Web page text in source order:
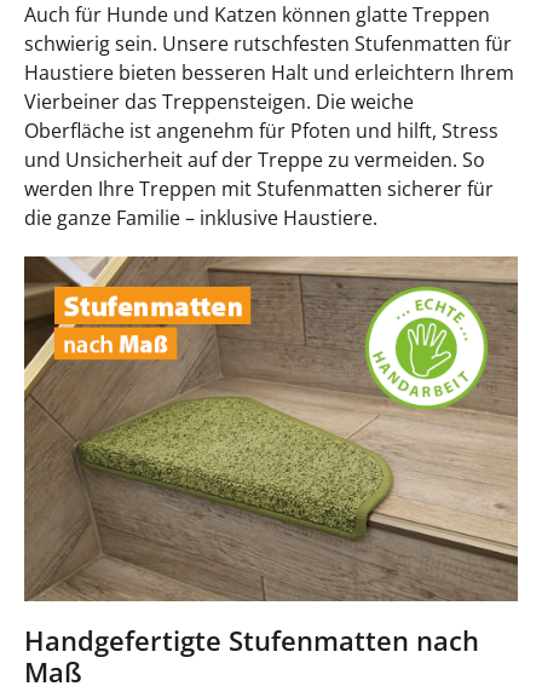
Auch für Hunde und Katzen können glatte Treppen
schwierig sein. Unsere rutschfesten Stufenmatten für
Haustiere bieten besseren Halt und erleichtern Ihrem
Vierbeiner das Treppensteigen. Die weiche
Oberfläche ist angenehm für Pfoten und hilft, Stress
und Unsicherheit auf der Treppe zu vermeiden. So
werden Ihre Treppen mit Stufenmatten sicherer für
die ganze Familie – inklusive Haustiere.
Handgefertigte Stufenmatten nach
Maß